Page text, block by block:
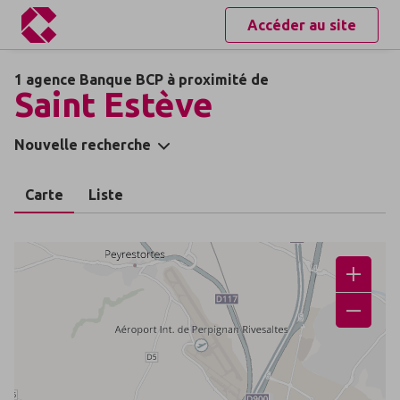
Accéder au site
1 agence Banque BCP à proximité de
Saint Estève
Nouvelle recherche
Carte Liste